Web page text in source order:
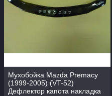
Мухобойка Mazda Premacy
(1999-2005) (VT-52)
Дефлектор капота накладка